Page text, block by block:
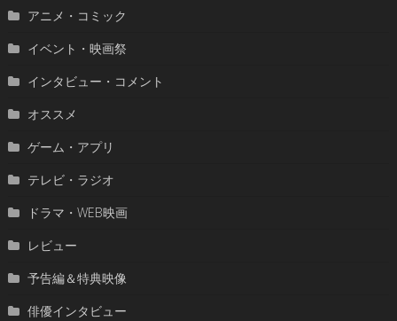
アニメ・コミック
イベント・映画祭
インタビュー・コメント
オススメ
ゲーム・アプリ
テレビ・ラジオ
ドラマ・WEB映画
レビュー
予告編＆特典映像
俳優インタビュー